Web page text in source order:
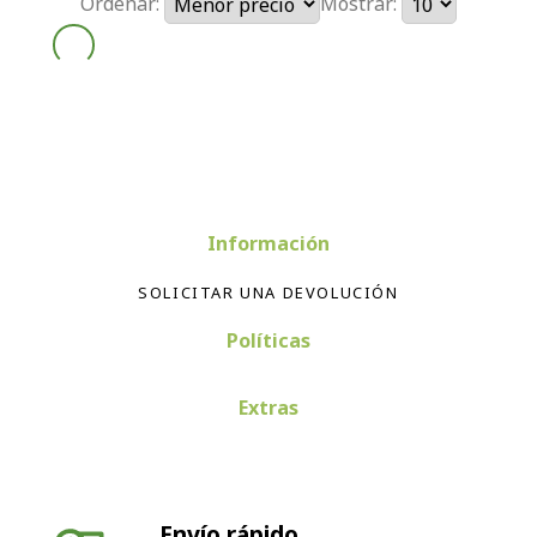
Información
SOLICITAR UNA DEVOLUCIÓN
Políticas
Extras